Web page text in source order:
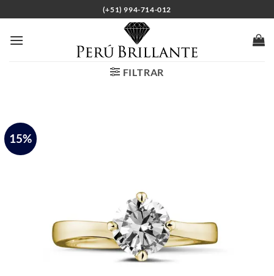
al
contenido
(+51) 994-714-012
FILTRAR
15%